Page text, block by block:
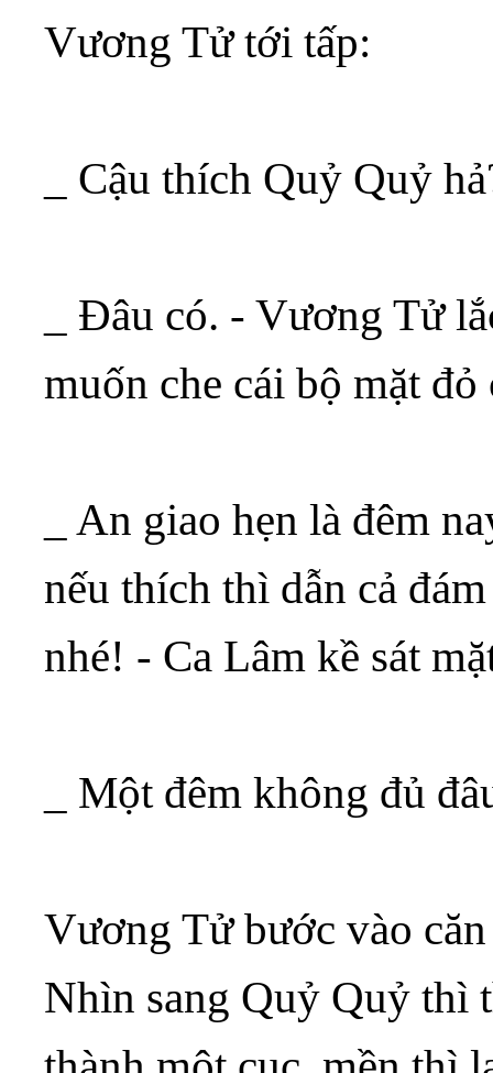
Vương Tử tới tấp:
_ Cậu thích Quỷ Quỷ
_ Đâu có. - Vương Tử
muốn che cái bộ mặt đỏ
_ An giao hẹn là đêm
nếu thích thì dẫn cả
nhé! - Ca Lâm kề sát
_ Một đêm không đủ
Vương Tử bước vào
Nhìn sang Quỷ Quỷ thì